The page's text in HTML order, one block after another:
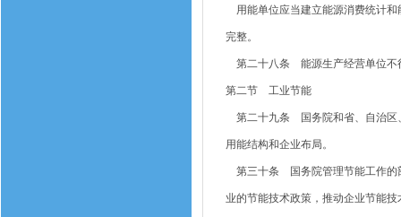
用能单位应当建立能源消费统计和
完整。
第二十八条 能源生产经营单位不
第二节 工业节能
第二十九条 国务院和省、自治区
用能结构和企业布局。
第三十条 国务院管理节能工作的
业的节能技术政策，推动企业节能技